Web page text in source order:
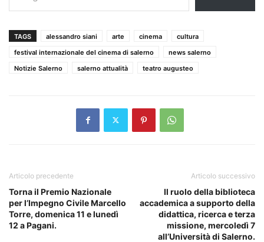
TAGS alessandro siani arte cinema
cultura
festival internazionale del cinema di salerno
news salerno
Notizie Salerno
salerno attualità teatro augusteo
Articolo precedente
Torna il Premio Nazionale
per l’Impegno Civile Marcello
Torre, domenica 11 e lunedì
12 a Pagani.
Articolo successivo
Il ruolo della biblioteca
accademica a supporto della
didattica, ricerca e terza
missione, mercoledì 7
all’Università di Salerno.